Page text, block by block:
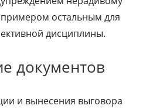
примером остальным для
дисциплины.
документов
и вынесения выговора